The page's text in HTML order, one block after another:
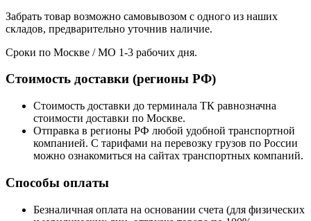
Забрать товар возможно самовывозом с одного из наших
складов, предварительно уточнив наличие.
Сроки по Москве / МО 1-3 рабочих дня.
Стоимость доставки (регионы РФ)
Стоимость доставки до терминала ТК равнозначна
стоимости доставки по Москве.
Отправка в регионы РФ любой удобной транспортной
компанией. С тарифами на перевозку грузов по России
можно ознакомиться на сайтах транспортных компаний.
Способы оплаты
Безналичная оплата на основании счета (для физических